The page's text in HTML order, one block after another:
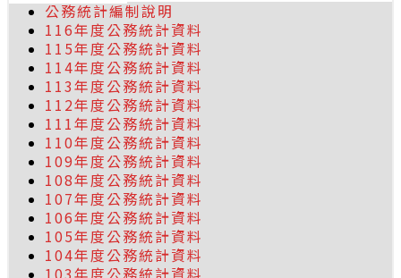
公務統計編制說明
116年度公務統計資料
115年度公務統計資料
114年度公務統計資料
113年度公務統計資料
112年度公務統計資料
111年度公務統計資料
110年度公務統計資料
109年度公務統計資料
108年度公務統計資料
107年度公務統計資料
106年度公務統計資料
105年度公務統計資料
104年度公務統計資料